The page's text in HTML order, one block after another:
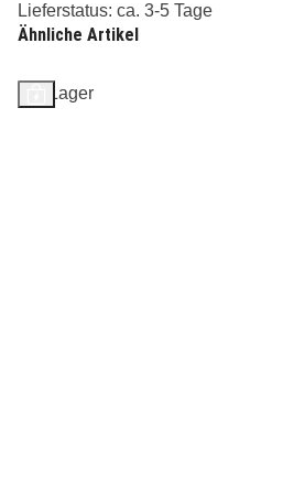
Lieferstatus: ca. 3-5 Tage
Ähnliche Artikel
Auf Lager